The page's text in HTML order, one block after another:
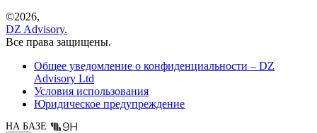
©2026,
DZ Advisory.
Все права защищены.
Общее уведомление о конфиденциальности – DZ
Advisory Ltd
Условия использования
Юридическое предупреждение
НА БАЗЕ